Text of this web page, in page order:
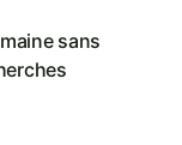
sans